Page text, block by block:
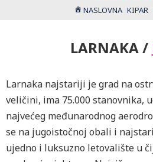
NASLOVNA KIPAR
LARNAKA /
Larnaka najstariji je grad na
veličini, ima 75.000 stanovnika,
najvećeg međunarodnog
se na jugoistočnoj obali i
ujedno i luksuzno letovalište u